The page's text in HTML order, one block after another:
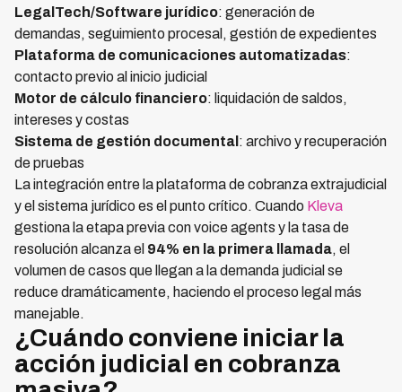
LegalTech/Software jurídico: generación de
demandas, seguimiento procesal, gestión de expedientes
Plataforma de comunicaciones automatizadas:
contacto previo al inicio judicial
Motor de cálculo financiero: liquidación de saldos,
intereses y costas
Sistema de gestión documental : archivo y recuperación
de pruebas
La integración entre la plataforma de cobranza extrajudicial
y el sistema jurídico es el punto crítico. Cuando Kleva
gestiona la etapa previa con voice agents y la tasa de
resolución alcanza el 94% en la primera llamada, el
volumen de casos que llegan a la demanda judicial se
reduce dramáticamente, haciendo el proceso legal más
manejable.
¿Cuándo conviene iniciar la
acción judicial en cobranza